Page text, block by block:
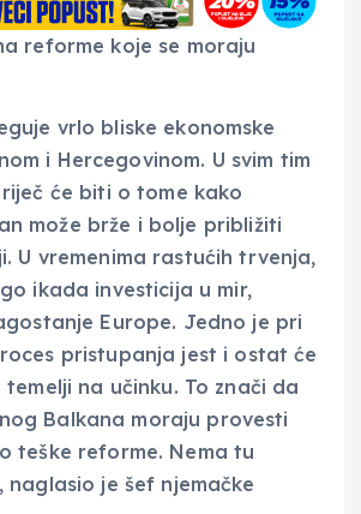
reforme koje se moraju
vrlo bliske ekonomske
i Hercegovinom. U svim tim
će biti o tome kako
može brže i bolje približiti
U vremenima rastućih trvenja,
ikada investicija u mir,
Europe. Jedno je pri
pristupanja jest i ostat će
na učinku. To znači da
Balkana moraju provesti
teške reforme. Nema tu
naglasio je šef njemačke